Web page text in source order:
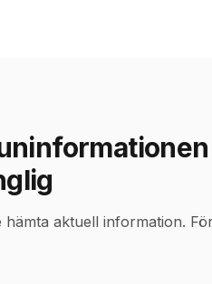
hämta aktuell information.